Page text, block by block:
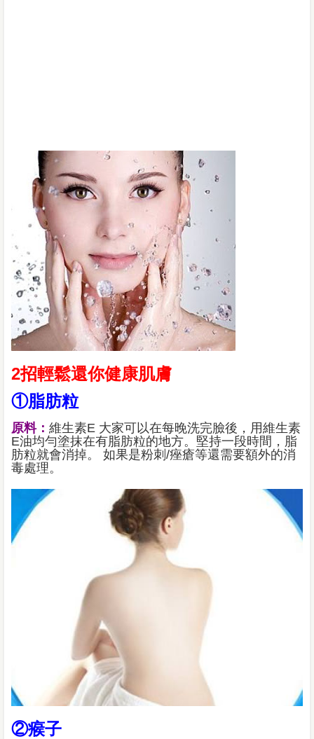
2招輕鬆還你健康肌膚
①脂肪粒
原料： 維生素E 大家可以在每晚洗完臉後，用維生素
E油均勻塗抹在有脂肪粒的地方。堅持一段時間，脂
肪粒就會消掉。 如果是粉刺/痤瘡等還需要額外的消
毒處理。
②瘊子